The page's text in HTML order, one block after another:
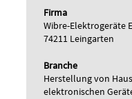
Firma
Wibre-Elektrogeräte
74211 Leingarten
Branche
Herstellung von
elektronischen